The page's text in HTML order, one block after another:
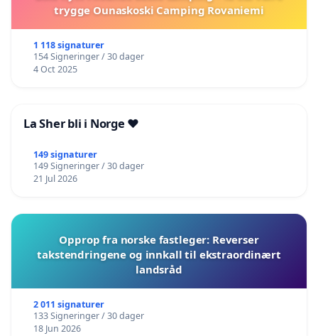
trygge Ounaskoski Camping Rovaniemi
1 118 signaturer
154 Signeringer / 30 dager
4 Oct 2025
La Sher bli i Norge ❤️
149 signaturer
149 Signeringer / 30 dager
21 Jul 2026
Opprop fra norske fastleger: Reverser
takstendringene og innkall til ekstraordinært
landsråd
2 011 signaturer
133 Signeringer / 30 dager
18 Jun 2026